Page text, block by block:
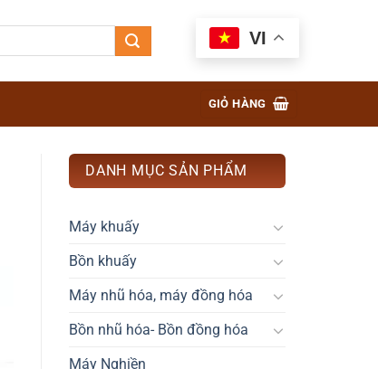
VI
GIỎ HÀNG
DANH MỤC SẢN PHẨM
Máy khuấy
Bồn khuấy
Máy nhũ hóa, máy đồng hóa
Bồn nhũ hóa- Bồn đồng hóa
Máy Nghiền